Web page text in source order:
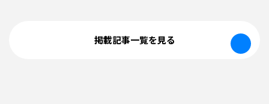
掲載記事一覧を見る